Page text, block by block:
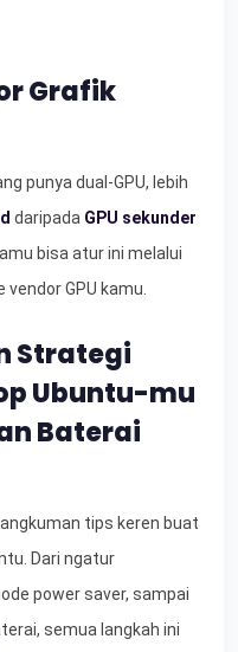
Grafik
punya dual-GPU, lebih
daripada GPU sekunder
bisa atur ini melalui
GPU kamu.
Strategi
Ubuntu-mu
Baterai
tips keren buat
Dari ngatur
power saver, sampai
semua langkah ini